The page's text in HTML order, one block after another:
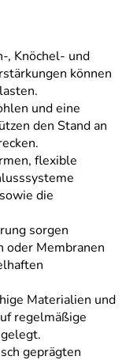
, Knöchel- und
können
und eine
den Stand an
flexible
die
sorgen
oder Membranen
Materialien und
regelmäßige
geprägten